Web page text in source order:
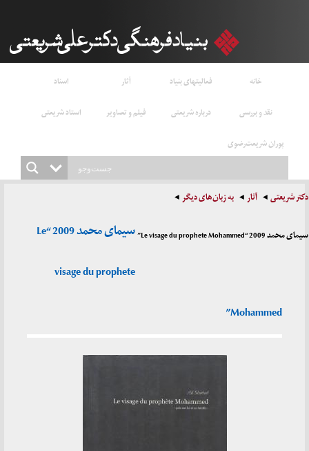
خانه فعالیتهای بنیاد آثار
اسناد
نقد و بررسی
درباره شریعتی فیلم و تصاویر
استاد شریعتی
پوران شریعت‌رضوی
دکتر شریعتی آثار به زبان‌های دیگر
سیمای محمد 2009 “Le visage du prophete Mohammed”
سیمای محمد 2009 “Le
visage du prophete
Mohammed”